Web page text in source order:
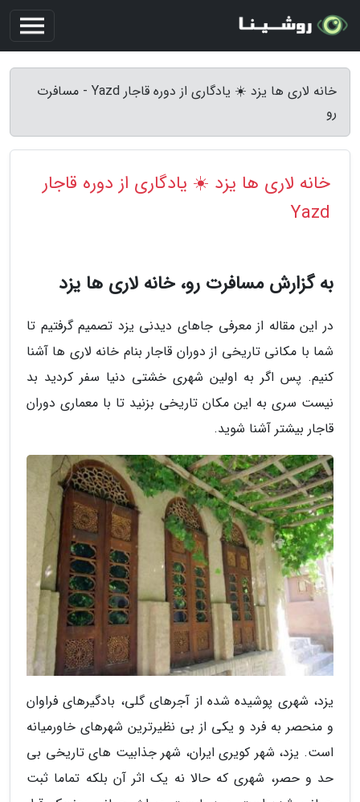
خانه لاری ها یزد ☀️ یادگاری از دوره قاجار Yazd - مسافرت
رو
خانه لاری ها یزد ☀️ یادگاری از دوره قاجار
Yazd
به گزارش مسافرت رو، خانه لاری ها یزد
در این مقاله از معرفی جاهای دیدنی یزد تصمیم گرفتیم تا
شما با مکانی تاریخی از دوران قاجار بنام خانه لاری ها آشنا
کنیم. پس اگر به اولین شهری خشتی دنیا سفر کردید بد
نیست سری به این مکان تاریخی بزنید تا با معماری دوران
قاجار بیشتر آشنا شوید.
یزد، شهری پوشیده شده از آجرهای گلی، بادگیرهای فراوان
و منحصر به فرد و یکی از بی نظیرترین شهرهای خاورمیانه
است. یزد، شهر کویری ایران، شهر جذابیت های تاریخی بی
حد و حصر، شهری که حالا نه یک اثر آن بلکه تماما ثبت